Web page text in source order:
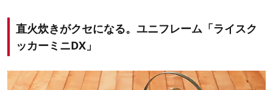
直火炊きがクセになる。ユニフレーム「ライスク
ッカーミニDX」